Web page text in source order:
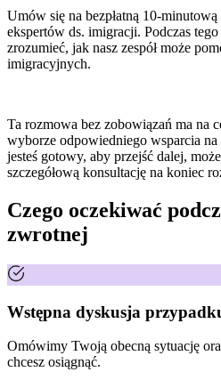
Umów się na bezpłatną 10-
ekspertów ds. imigracji. Podczas
zrozumieć, jak nasz zespół może
imigracyjnych.
Ta rozmowa bez zobowiązań ma na
wyborze odpowiedniego wsparcia
jesteś gotowy, aby przejść dalej,
szczegółową konsultację na koniec
Czego oczekiwać
zwrotnej
Wstępna dyskusja
Omówimy Twoją obecną sytuację
chcesz osiągnąć.